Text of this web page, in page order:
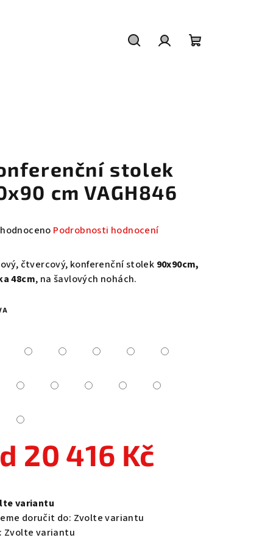
stolek
cm VAGH846
Podrobnosti hodnocení
čtvercový, konferenční stolek 90x90cm,
48cm, na šavlových nohách.
20 416 Kč
variantu
doručit do: Zvolte variantu
Zvolte variantu